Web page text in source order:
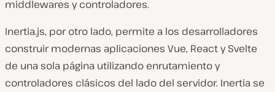
middlewares y controladores.
Inertia.js, por otro lado, permite a los desarrolladores
construir modernas aplicaciones Vue, React y Svelte
de una sola página utilizando enrutamiento y
controladores clásicos del lado del servidor. Inertia se